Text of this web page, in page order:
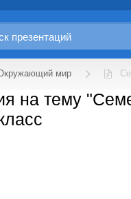
мир
на тему